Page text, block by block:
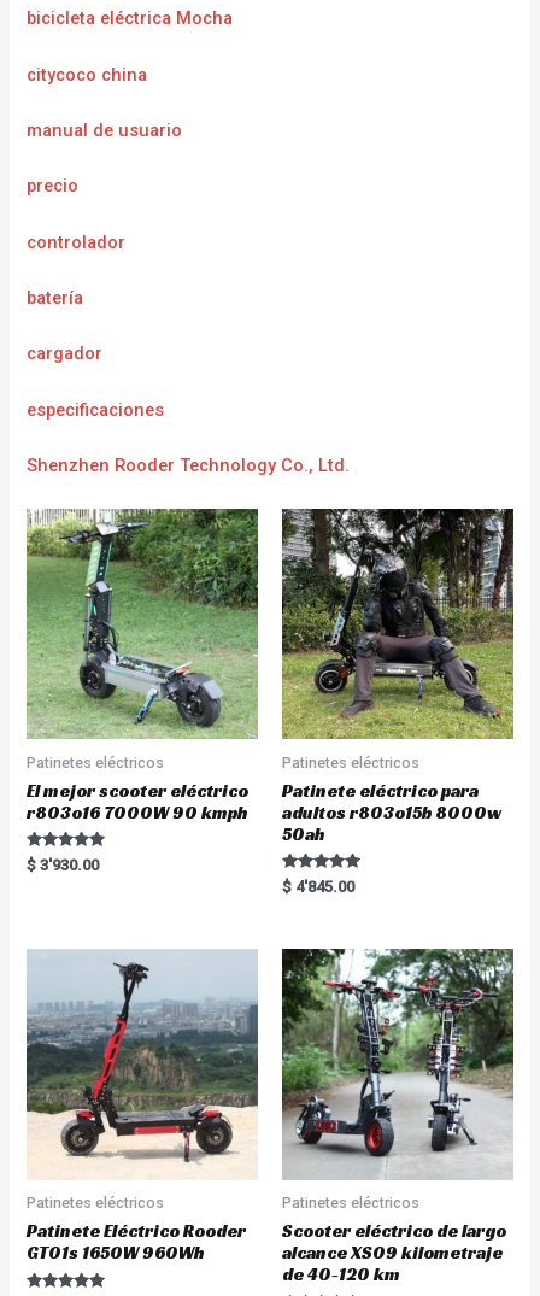
bicicleta eléctrica Mocha
citycoco china
manual de usuario
precio
controlador
batería
cargador
especificaciones
Shenzhen Rooder Technology Co., Ltd.
Patinetes eléctricos
El mejor scooter eléctrico
r803o16 7000W 90 kmph
Rated
5.00
$ 3'930.00
Patinetes eléctricos
Patinete eléctrico para
adultos r803o15b 8000w
50ah
Rated
5.00
$ 4'845.00
Patinetes eléctricos
Patinete Eléctrico Rooder
GT01s 1650W 960Wh
Patinetes eléctricos
Scooter eléctrico de largo
alcance XS09 kilometraje
de 40-120 km